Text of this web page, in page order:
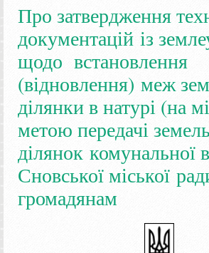
Про затвердження
документацій із
щодо встановлення
(відновлення) меж
ділянки в натурі (на
метою передачі
ділянок комунальної
Сновської міської
громадянам